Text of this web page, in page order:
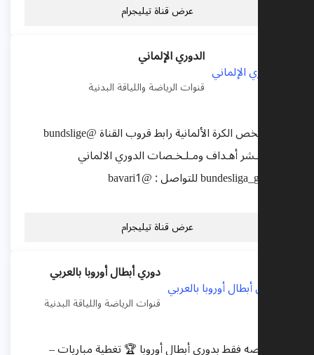
عرض قناة تيليجرام
الدوري الإلماني
قنوات الرياضة واللياقة البدنية
كل ما يخص الكرة الألمانية رابط قروب القناة @bundslige
قـناة تـنـشر أهـداف ومـلـخـصات الدوري الالماني
عرض قناة تيليجرام
دوري أبطال أوروبا بالعربي
قنوات الرياضة واللياقة البدنية
قناه خاصه فقط بدوري أبطال أوروبا 🏆 تغطية مباريات –